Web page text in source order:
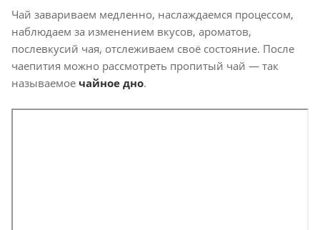
Чай завариваем медленно, наслаждаемся процессом,
наблюдаем за изменением вкусов, ароматов,
послевкусий чая, отслеживаем своё состояние. После
чаепития можно рассмотреть пропитый чай — так
называемое чайное дно.